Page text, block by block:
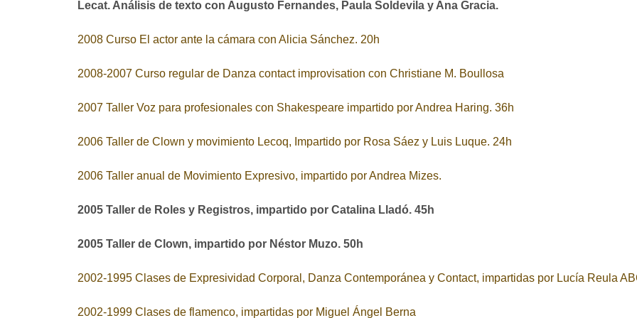
Lecat. Análisis de texto con Augusto Fernandes, Paula Soldevila y Ana Gracia.
2008 Curso El actor ante la cámara con Alicia Sánchez. 20h
2008-2007 Curso regular de Danza contact improvisation con Christiane M. Boullosa
2007 Taller Voz para profesionales con Shakespeare impartido por Andrea Haring. 36h
2006 Taller de Clown y movimiento Lecoq, Impartido por Rosa Sáez y Luis Luque. 24h
2006 Taller anual de Movimiento Expresivo, impartido por Andrea Mizes.
2005 Taller de Roles y Registros, impartido por Catalina Lladó. 45h
2005 Taller de Clown, impartido por Néstor Muzo. 50h
2002-1995 Clases de Expresividad Corporal, Danza Contemporánea y Contact, impartidas por Lucía Reula
2002-1999 Clases de flamenco, impartidas por Miguel Ángel Berna